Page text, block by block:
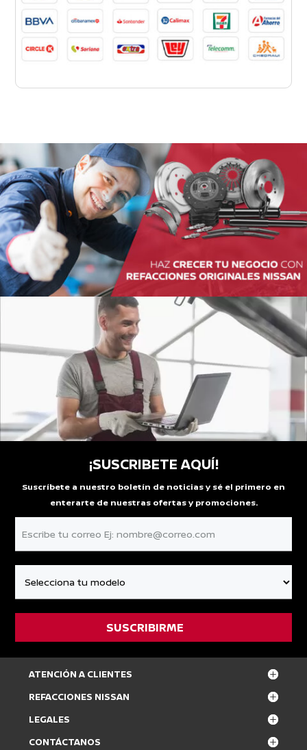
¡SUSCRIBETE AQUÍ!
Suscríbete a nuestro boletín de noticias y sé el primero en
enterarte de nuestras ofertas y promociones.
ATENCIÓN A CLIENTES
REFACCIONES NISSAN
LEGALES
CONTÁCTANOS